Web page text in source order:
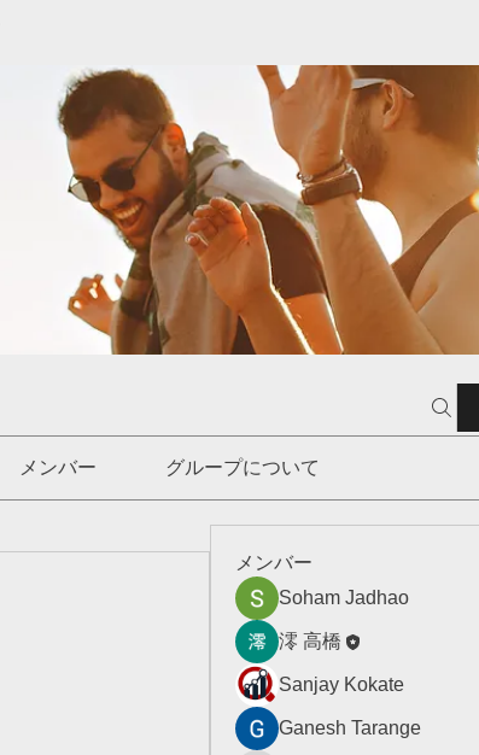
メンバー グループについて
メンバー
Soham Jadhao
澪 高橋
Sanjay Kokate
Ganesh Tarange